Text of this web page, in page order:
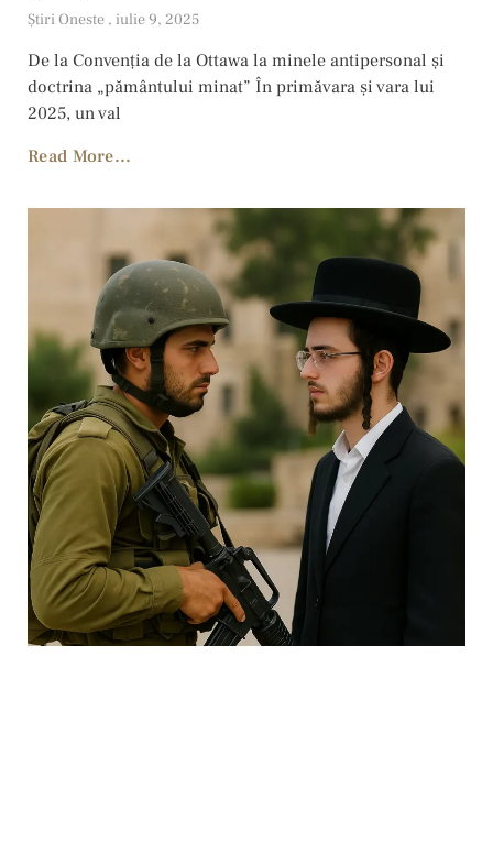
Ştiri Oneste iulie 9, 2025
De la Convenţia de la Ottawa la minele antipersonal şi
doctrina „pământului minat” În primăvara și vara lui
2025, un val
Read More...